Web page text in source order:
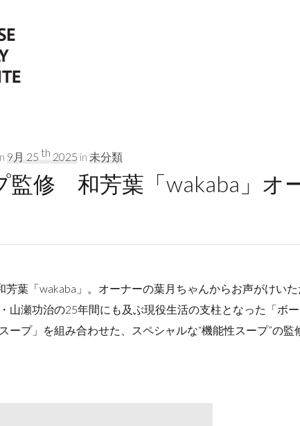
9月 25 th 2025 in 未分類
監修 和芳葉「wakaba」オ
葉「wakaba」。オーナーの葉月ちゃんからお声がけいた
山瀬功治の25年間にも及ぶ現役生活の支柱となった「ボ
ープ」を組み合わせた、スペシャルな“機能性スープ”の監